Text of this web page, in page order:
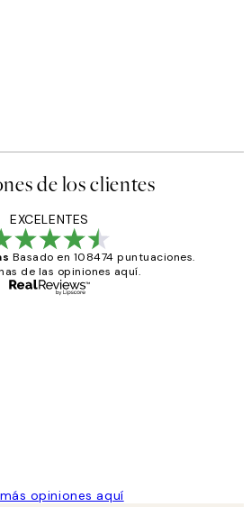
de los clientes
EXCELENTES
Basado en 108474 puntuaciones.
de las opiniones aquí.
opiniones aquí